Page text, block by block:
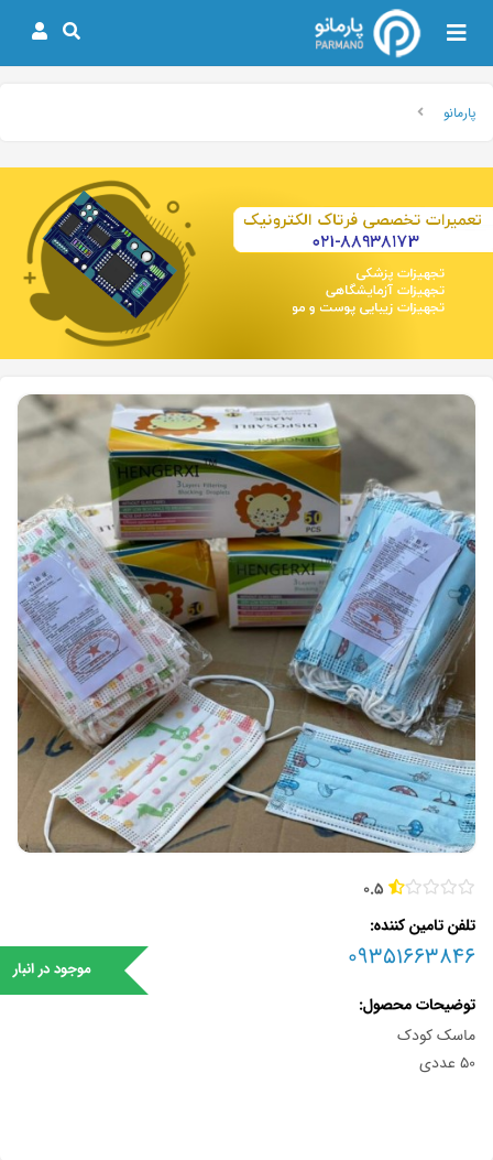
پارمانو
0.5
موجود در انبار
تلفن تامین کننده
09351663846
توضیحات محصول
ماسک کودک
۵۰ عددی